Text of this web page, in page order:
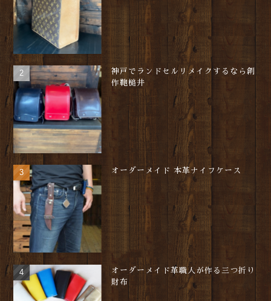
神戸でランドセルリメイクするなら創
作鞄槌井
オーダーメイド 本革ナイフケース
オーダーメイド革職人が作る三つ折り
財布